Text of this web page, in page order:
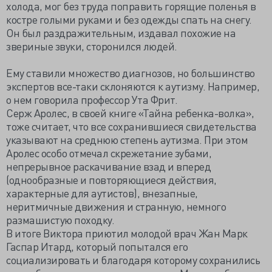
холода, мог без труда поправить горящие поленья в
костре голыми руками и без одежды спать на снегу.
Он был раздражительным, издавал похожие на
звериные звуки, сторонился людей.
Ему ставили множество диагнозов, но большинство
экспертов все-таки склоняются к аутизму. Например,
о нем говорила профессор Ута Фрит.
Серж Аролес, в своей книге «Тайна ребенка-волка»,
тоже считает, что все сохранившиеся свидетельства
указывают на среднюю степень аутизма. При этом
Аролес особо отмечал скрежетание зубами,
непрерывное раскачивание взад и вперед
(однообразные и повторяющиеся действия,
характерные для аутистов), внезапные,
неритмичные движения и странную, немного
размашистую походку.
В итоге Виктора приютил молодой врач Жан Марк
Гаспар Итард, который попытался его
социализировать и благодаря которому сохранились